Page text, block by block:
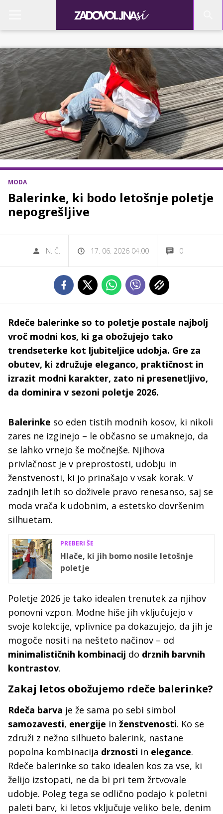
MODA
Balerinke, ki bodo letošnje poletje
nepogrešljive
N. Č. 17. 06. 2026 04.00 0
Rdeče balerinke so to poletje postale najbolj
vroč modni kos, ki ga obožujejo tako
trendseterke kot ljubiteljice udobja. Gre za
obutev, ki združuje eleganco, praktičnost in
izrazit modni karakter, zato ni presenetljivo,
da dominira v sezoni poletje 2026.
Balerinke so eden tistih modnih kosov, ki nikoli
zares ne izginejo – le občasno se umaknejo, da
se lahko vrnejo še močnejše. Njihova
privlačnost je v preprostosti, udobju in
ženstvenosti, ki jo prinašajo v vsak korak. V
zadnjih letih so doživele pravo renesanso, saj se
moda vrača k udobnim, a estetsko dovršenim
silhuetam.
PREBERI ŠE
Hlače, ki jih bomo nosile letošnje
poletje
Poletje 2026 je tako idealen trenutek za njihov
ponovni vzpon. Modne hiše jih vključujejo v
svoje kolekcije, vplivnice pa dokazujejo, da jih je
mogoče nositi na nešteto načinov – od
minimalističnih kombinacij do drznih barvnih
kontrastov.
Zakaj letos obožujemo rdeče balerinke?
Rdeča barva je že sama po sebi simbol
samozavesti, energije in ženstvenosti. Ko se
združi z nežno silhueto balerink, nastane
popolna kombinacija drznosti in elegance.
Rdeče balerinke so tako idealen kos za vse, ki
želijo izstopati, ne da bi pri tem žrtvovale
udobje. Poleg tega se odlično podajo k poletni
paleti barv, ki letos vključuje veliko bele, denim